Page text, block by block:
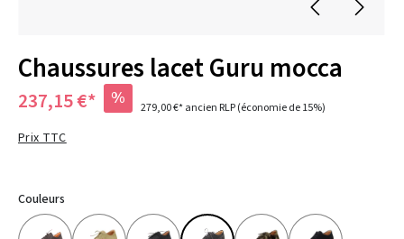
Chaussures lacet Guru mocca
237,15 €* % 279,00 €*ancien RLP(économie de 15%)
Prix TTC
Couleurs